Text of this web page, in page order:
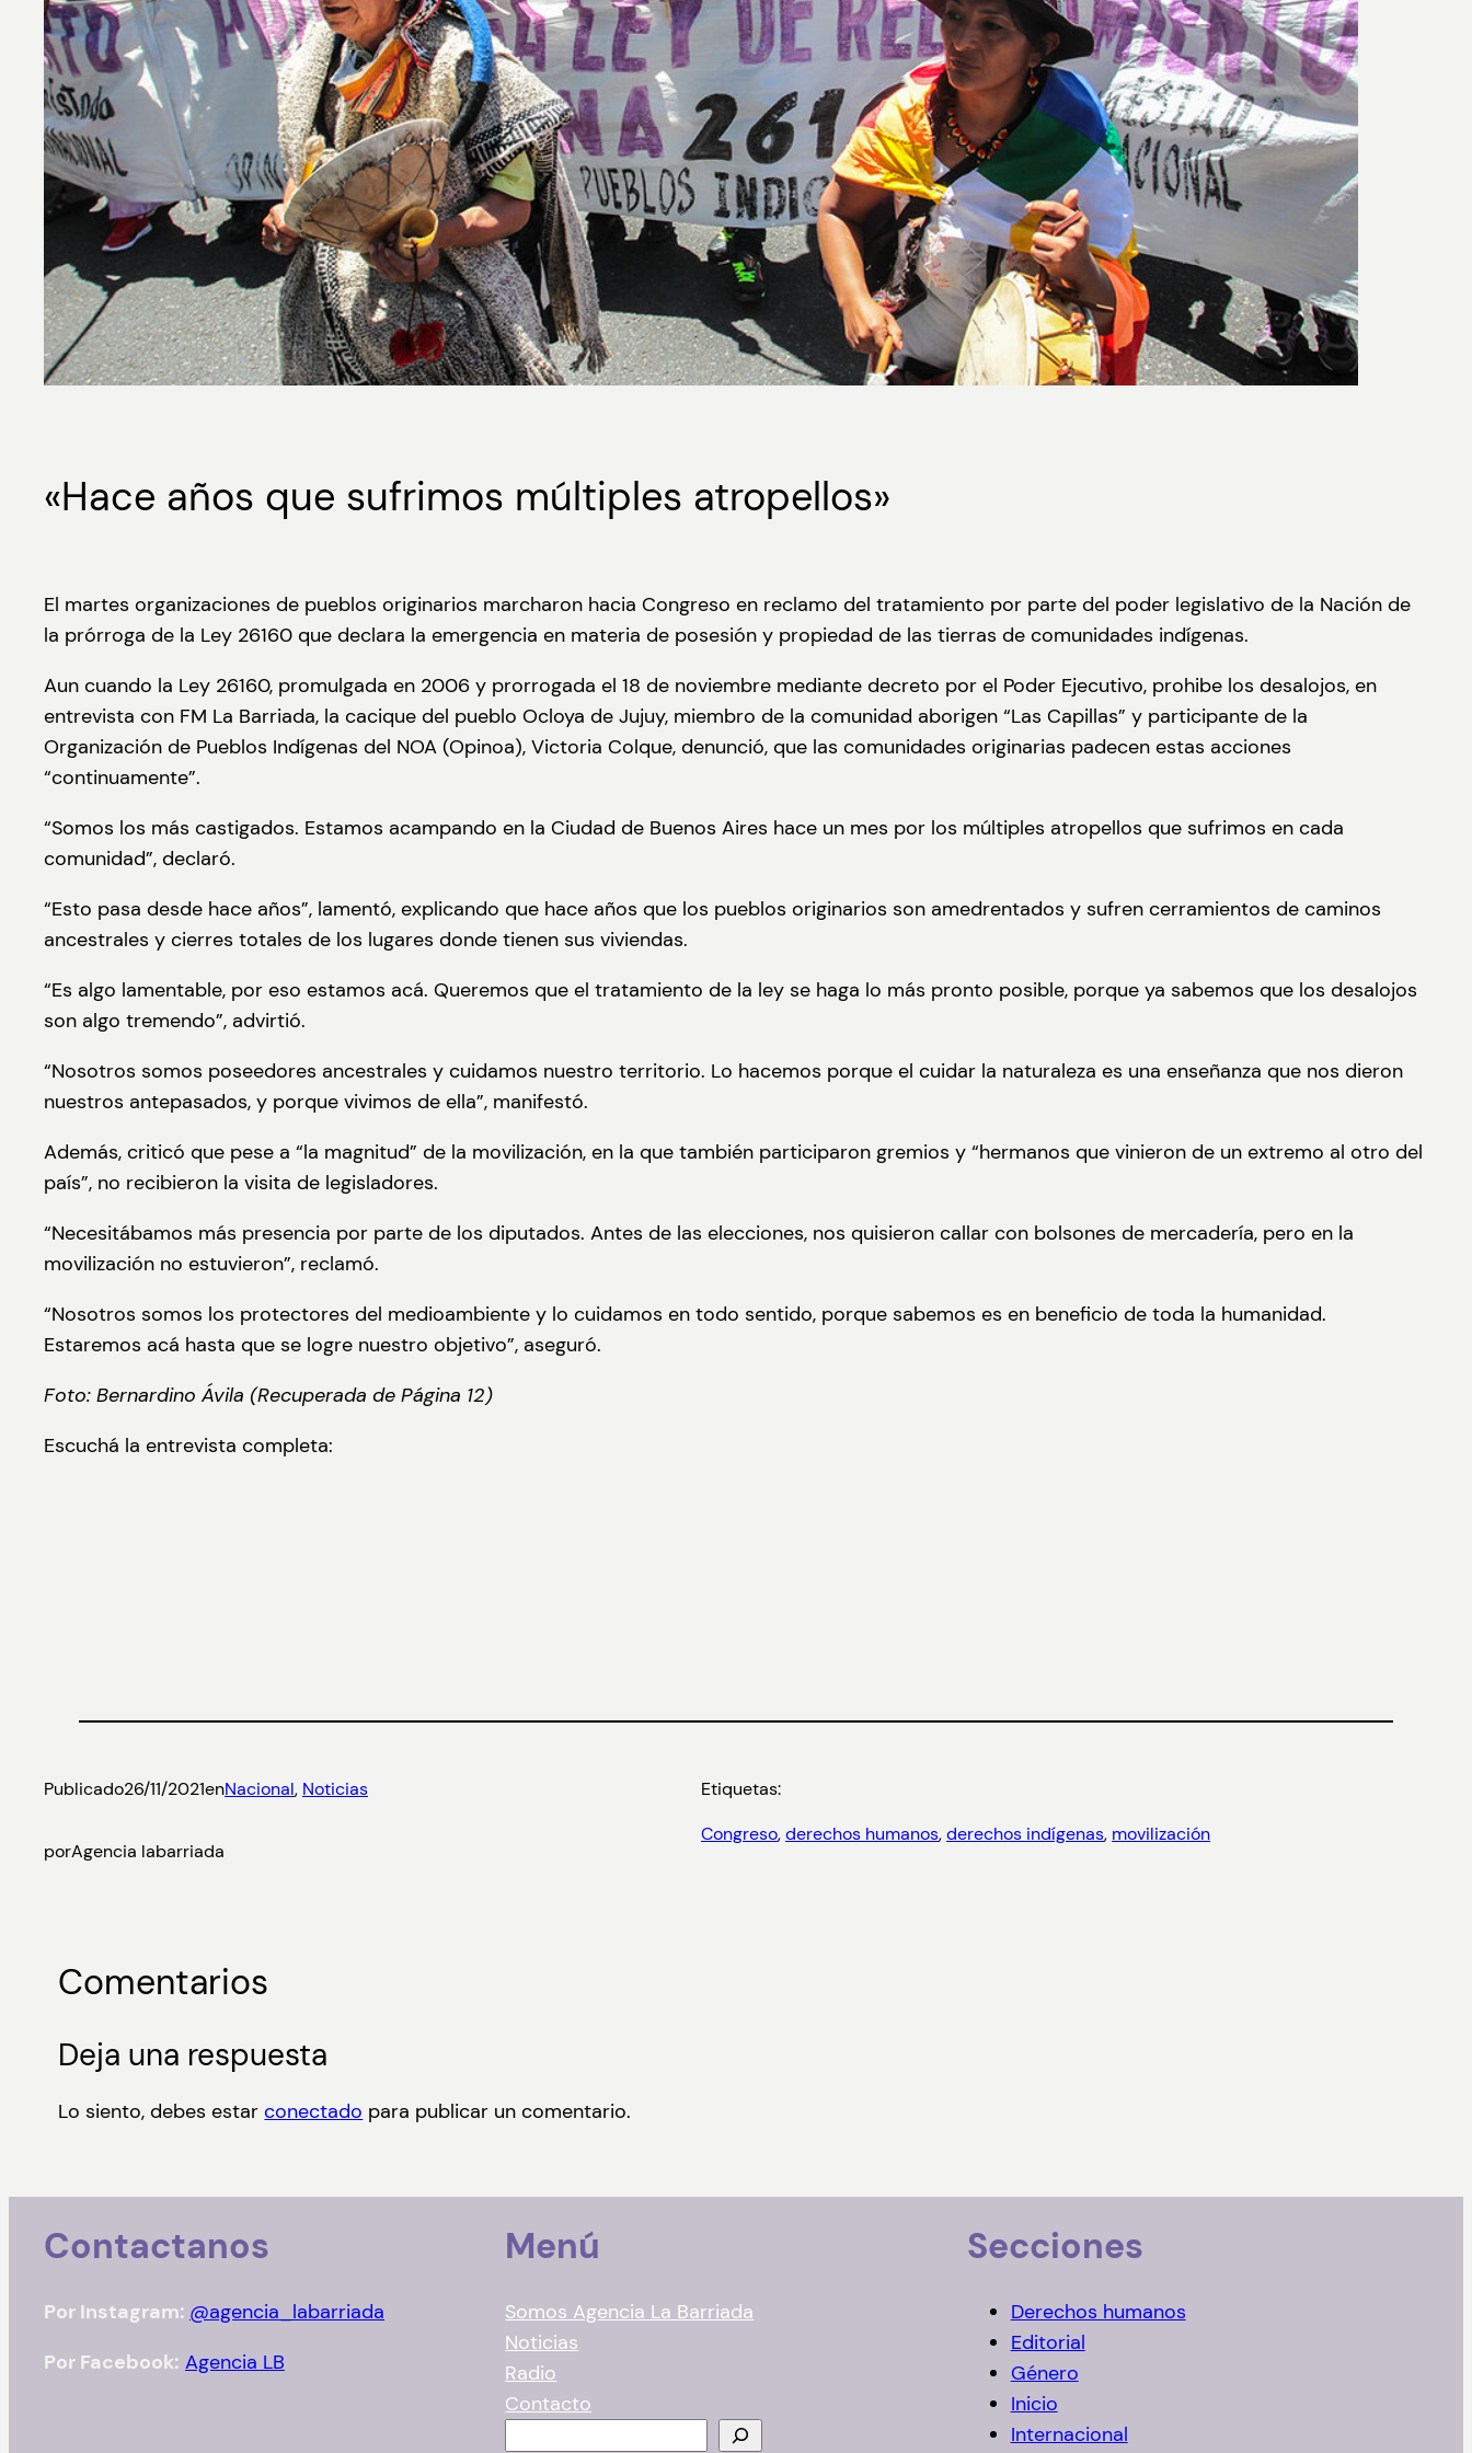
«Hace años que sufrimos múltiples atropellos»
El martes organizaciones de pueblos originarios marcharon hacia Congreso en reclamo del tratamiento por parte del poder legislativo de la Nación de
la prórroga de la Ley 26160 que declara la emergencia en materia de posesión y propiedad de las tierras de comunidades indígenas.
Aun cuando la Ley 26160, promulgada en 2006 y prorrogada el 18 de noviembre mediante decreto por el Poder Ejecutivo, prohibe los desalojos, en
entrevista con FM La Barriada, la cacique del pueblo Ocloya de Jujuy, miembro de la comunidad aborigen “Las Capillas” y participante de la
Organización de Pueblos Indígenas del NOA (Opinoa), Victoria Colque, denunció, que las comunidades originarias padecen estas acciones
“continuamente”.
“Somos los más castigados. Estamos acampando en la Ciudad de Buenos Aires hace un mes por los múltiples atropellos que sufrimos en cada
comunidad”, declaró.
“Esto pasa desde hace años”, lamentó, explicando que hace años que los pueblos originarios son amedrentados y sufren cerramientos de caminos
ancestrales y cierres totales de los lugares donde tienen sus viviendas.
“Es algo lamentable, por eso estamos acá. Queremos que el tratamiento de la ley se haga lo más pronto posible, porque ya sabemos que los desalojos
son algo tremendo”, advirtió.
“Nosotros somos poseedores ancestrales y cuidamos nuestro territorio. Lo hacemos porque el cuidar la naturaleza es una enseñanza que nos dieron
nuestros antepasados, y porque vivimos de ella”, manifestó.
Además, criticó que pese a “la magnitud” de la movilización, en la que también participaron gremios y “hermanos que vinieron de un extremo al otro del
país”, no recibieron la visita de legisladores.
“Necesitábamos más presencia por parte de los diputados. Antes de las elecciones, nos quisieron callar con bolsones de mercadería, pero en la
movilización no estuvieron”, reclamó.
“Nosotros somos los protectores del medioambiente y lo cuidamos en todo sentido, porque sabemos es en beneficio de toda la humanidad.
Estaremos acá hasta que se logre nuestro objetivo”, aseguró.
Foto: Bernardino Ávila (Recuperada de Página 12)
Escuchá la entrevista completa:
Publicado26/11/2021enNacional, Noticias
porAgencia labarriada
Etiquetas:
Congreso, derechos humanos, derechos indígenas, movilización
Comentarios
Deja una respuesta
Lo siento, debes estarconectado para publicar un comentario.
Contactanos
Por Instagram: @agencia_labarriada
Por Facebook: Agencia LB
Menú
Somos Agencia La Barriada
Noticias
Radio
Contacto
Secciones
Derechos humanos
Editorial
Género
Inicio
Internacional